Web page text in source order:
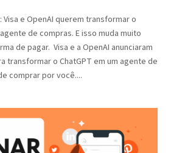
Visa e OpenAI querem transformar o
de compras. E isso muda muito
de pagar. Visa e a OpenAI anunciaram
transformar o ChatGPT em um agente de
comprar por você....